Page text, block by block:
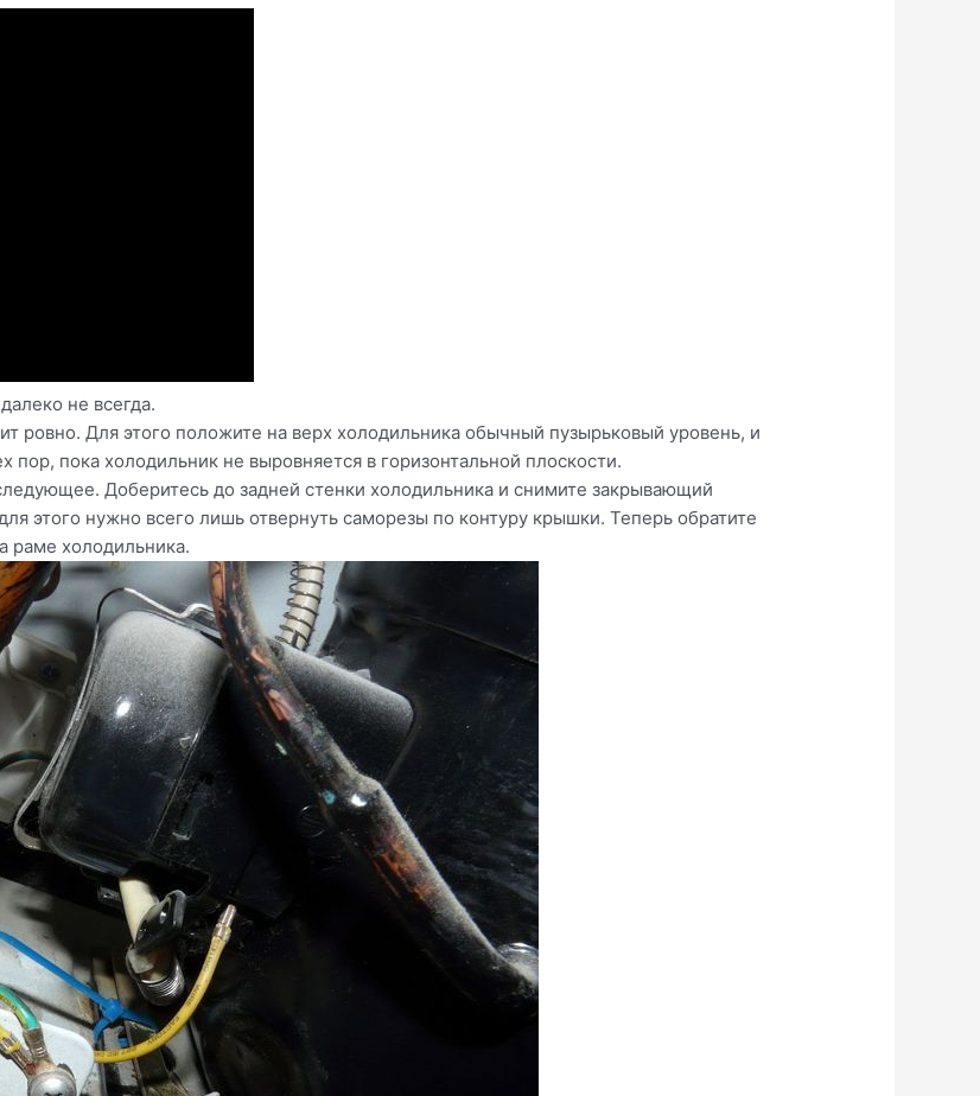
не всегда.
ровно. Для этого положите на верх холодильника обычный пузырьковый уровень, и
пор, пока холодильник не выровняется в горизонтальной плоскости.
Доберитесь до задней стенки холодильника и снимите закрывающий
этого нужно всего лишь отвернуть саморезы по контуру крышки. Теперь обратите
раме холодильника.